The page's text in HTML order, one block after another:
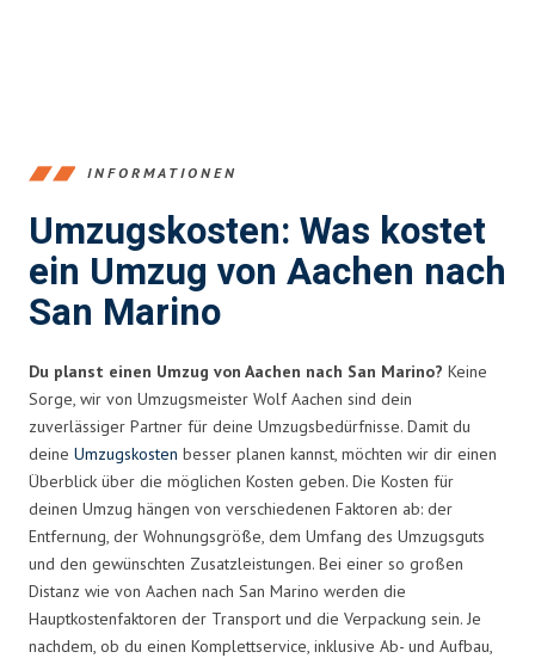
INFORMATIONEN
Umzugskosten: Was kostet
ein Umzug von Aachen nach
San Marino
Du planst einen Umzug von Aachen nach San Marino? Keine
Sorge, wir von Umzugsmeister Wolf Aachen sind dein
zuverlässiger Partner für deine Umzugsbedürfnisse. Damit du
deine Umzugskosten besser planen kannst, möchten wir dir einen
Überblick über die möglichen Kosten geben. Die Kosten für
deinen Umzug hängen von verschiedenen Faktoren ab: der
Entfernung, der Wohnungsgröße, dem Umfang des Umzugsguts
und den gewünschten Zusatzleistungen. Bei einer so großen
Distanz wie von Aachen nach San Marino werden die
Hauptkostenfaktoren der Transport und die Verpackung sein. Je
nachdem, ob du einen Komplettservice, inklusive Ab- und Aufbau,